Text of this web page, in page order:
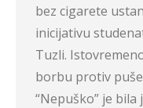
bez cigarete
inicijativu
Tuzli.
borbu protiv
“Nepuško” je